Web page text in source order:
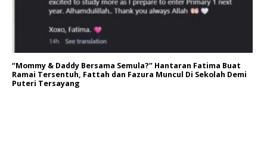
“Mommy & Daddy Bersama Semula?” Hantaran Fatima Buat
Ramai Tersentuh, Fattah dan Fazura Muncul Di Sekolah Demi
Puteri Tersayang